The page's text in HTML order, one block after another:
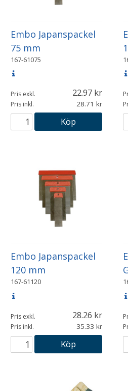
Embo Japanspackel
75 mm
167-61075
Pris exkl. 22.97
Pris inkl. 28.71
Köp
Embo Japanspackel
120 mm
167-61120
Pris exkl. 28.26
Pris inkl. 35.33
Köp